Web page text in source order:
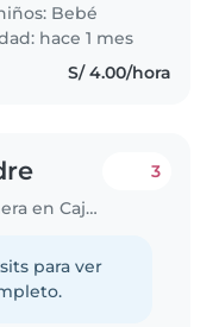
Bebé
hace 1 mes
S/ 4.00/hora
Trabajo para niñera en Cajamarca
3
para ver